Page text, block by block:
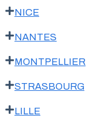
NICE
NANTES
MONTPELLIER
STRASBOURG
LILLE